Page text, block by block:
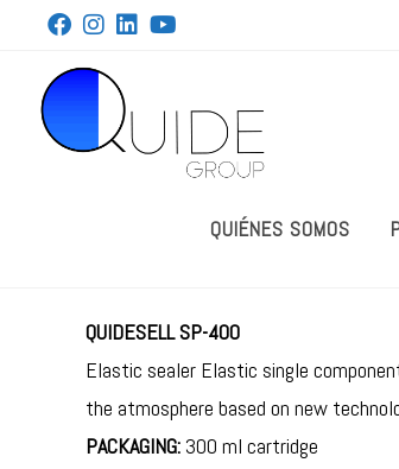
QUIÉNES SOMOS
QUIDESELL SP-400
Elastic sealer Elastic single
the atmosphere based on new
PACKAGING: 300 ml cartridge